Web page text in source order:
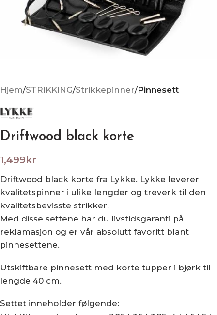
Hjem STRIKKING Strikkepinner Pinnesett
Driftwood black korte
1,499kr
Driftwood black korte fra Lykke. Lykke leverer
kvalitetspinner i ulike lengder og treverk til den
kvalitetsbevisste strikker.
Med disse settene har du livstidsgaranti på
reklamasjon og er vår absolutt favoritt blant
pinnesettene.
Utskiftbare pinnesett med korte tupper i bjørk til
lengde 40 cm.
Settet inneholder følgende: